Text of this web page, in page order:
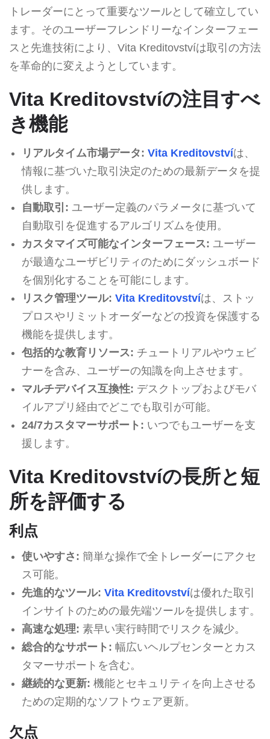
トレーダーにとって重要なツールとして確立してい
ます。そのユーザーフレンドリーなインターフェー
スと先進技術により、Vita Kreditovstvíは取引の方法
を革命的に変えようとしています。
Vita Kreditovstvíの注目すべ
き機能
リアルタイム市場データ: Vita Kreditovstvíは、
情報に基づいた取引決定のための最新データを提
供します。
自動取引: ユーザー定義のパラメータに基づいて
自動取引を促進するアルゴリズムを使用。
カスタマイズ可能なインターフェース: ユーザー
が最適なユーザビリティのためにダッシュボード
を個別化することを可能にします。
リスク管理ツール: Vita Kreditovstvíは、ストッ
プロスやリミットオーダーなどの投資を保護する
機能を提供します。
包括的な教育リソース: チュートリアルやウェビ
ナーを含み、ユーザーの知識を向上させます。
マルチデバイス互換性: デスクトップおよびモバ
イルアプリ経由でどこでも取引が可能。
24/7カスタマーサポート: いつでもユーザーを支
援します。
Vita Kreditovstvíの長所と短
所を評価する
利点
使いやすさ: 簡単な操作で全トレーダーにアクセ
ス可能。
先進的なツール: Vita Kreditovstvíは優れた取引
インサイトのための最先端ツールを提供します。
高速な処理: 素早い実行時間でリスクを減少。
総合的なサポート: 幅広いヘルプセンターとカス
タマーサポートを含む。
継続的な更新: 機能とセキュリティを向上させる
ための定期的なソフトウェア更新。
欠点